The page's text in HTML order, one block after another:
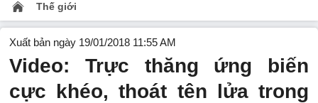
Thế giới
Xuất bản ngày 19/01/2018 11:55 AM
Video: Trực thăng ứng biến
cực khéo, thoát tên lửa trong